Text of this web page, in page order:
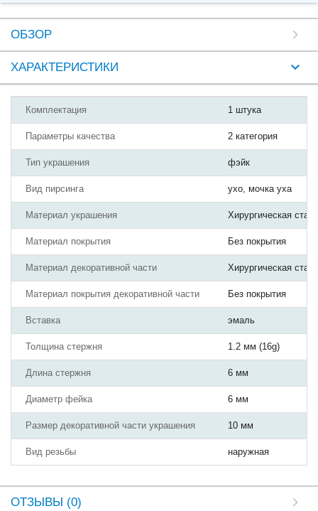
ОБЗОР
ХАРАКТЕРИСТИКИ
Комплектация 1 штука
Параметры качества 2 категория
Тип украшения фэйк
Вид пирсинга ухо, мочка уха
Материал украшения Хирургическая
Материал покрытия Без покрытия
Материал декоративной части Хирургическая
Материал покрытия декоративной части Без покрытия
Вставка эмаль
Толщина стержня 1.2 мм (16g)
Длина стержня 6 мм
Диаметр фейка 6 мм
Размер декоративной части украшения 10 мм
Вид резьбы наружная
ОТЗЫВЫ (0)